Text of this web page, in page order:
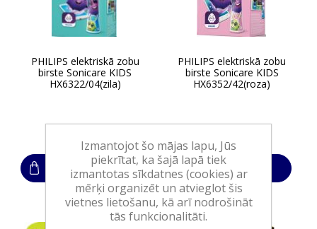
PHILIPS elektriskā zobu
birste Sonicare KIDS
HX6322/04(zila)
54,70€
Ielikt grozā
PHILIPS elektriskā zobu
birste Sonicare KIDS
HX6352/42(roza)
54,70€
Ielikt grozā
Izmantojot šo mājas lapu, Jūs
piekrītat, ka šajā lapā tiek
izmantotas sīkdatnes (cookies) ar
mērķi organizēt un atvieglot šis
vietnes lietošanu, kā arī nodrošināt
tās funkcionalitāti.